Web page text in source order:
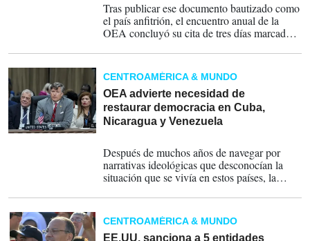
Tras publicar ese documento bautizado como
el país anfitrión, el encuentro anual de la
OEA concluyó su cita de tres días marcada
multilateralismo como ejes claves de una
integración cada vez más complicada, en
palabras de los cancilleres, con guiños a las
situaciones de Bolivia, Cuba, Nicaragua,
Venezuela y Haití.
CENTROAMÉRICA & MUNDO
OEA advierte necesidad de
restaurar democracia en Cuba,
Nicaragua y Venezuela
Después de muchos años de navegar por
narrativas ideológicas que desconocían la
situación que se vivía en estos países, la
consecuencias que las dictaduras producen
en estas naciones de Latinoamérica, en
particular en el régimen comandado por la
CENTROAMÉRICA & MUNDO
EE.UU. sanciona a 5 entidades